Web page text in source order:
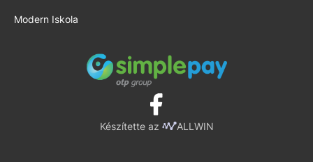
Modern Iskola
Készítette az ALLWIN